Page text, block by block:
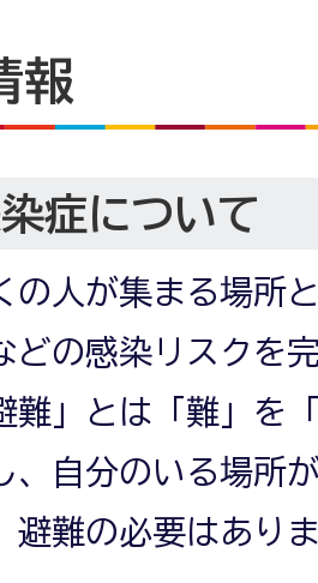
報
症について
の人が集まる場所
どの感染リスクを
難」とは「難」を
、自分のいる場所
避難の必要はあり